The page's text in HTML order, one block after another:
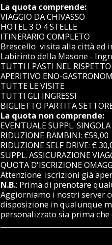
La quota comprende:
VIAGGIO DA CHIVASSO
HOTEL 3 O 4 STELLE
ITINERARIO COMPLETO
Brescello visita alla città ed
Labirinto della Masone -
TUTTI I PASTI NEL
APERITIVO ENO-
TUTTE LE VISITE
TUTTI GLI INGRESSI
BIGLIETTO PARTITA
La quota non comprende:
EVENTUALE SUPPL.
RIDUZIONE BAMBINI: €59,00
RIDUZIONE SELF DRIVE: €
SUPPL. ASSICURAZIONE
QUOTA D'ISCRIZIONE
Attenzione: iscrizioni già
N.B.: Prima di prenotare
Aggiorniamo i nostri server
disposizione in qualunque
personalizzato sia prima